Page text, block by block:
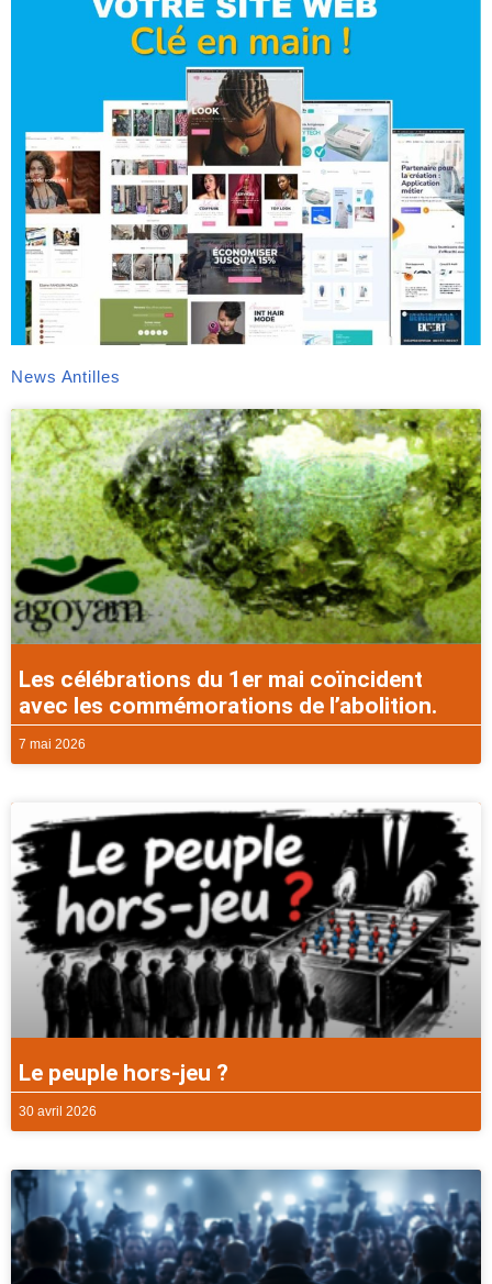
News Antilles
Les célébrations du 1er mai coïncident
avec les commémorations de l’abolition.
7 mai 2026
Le peuple hors-jeu ?
30 avril 2026